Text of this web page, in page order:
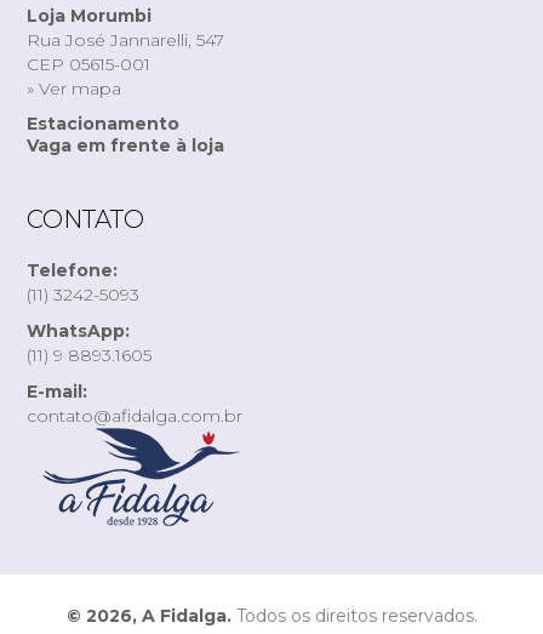
Loja Morumbi
Rua José Jannarelli, 547
CEP 05615-001
» Ver mapa
Estacionamento
Vaga em frente à loja
CONTATO
Telefone:
(11) 3242-5093
WhatsApp:
(11) 9 8893.1605
E-mail:
contato@afidalga.com.br
© 2026, A Fidalga.Todos os direitos reservados.